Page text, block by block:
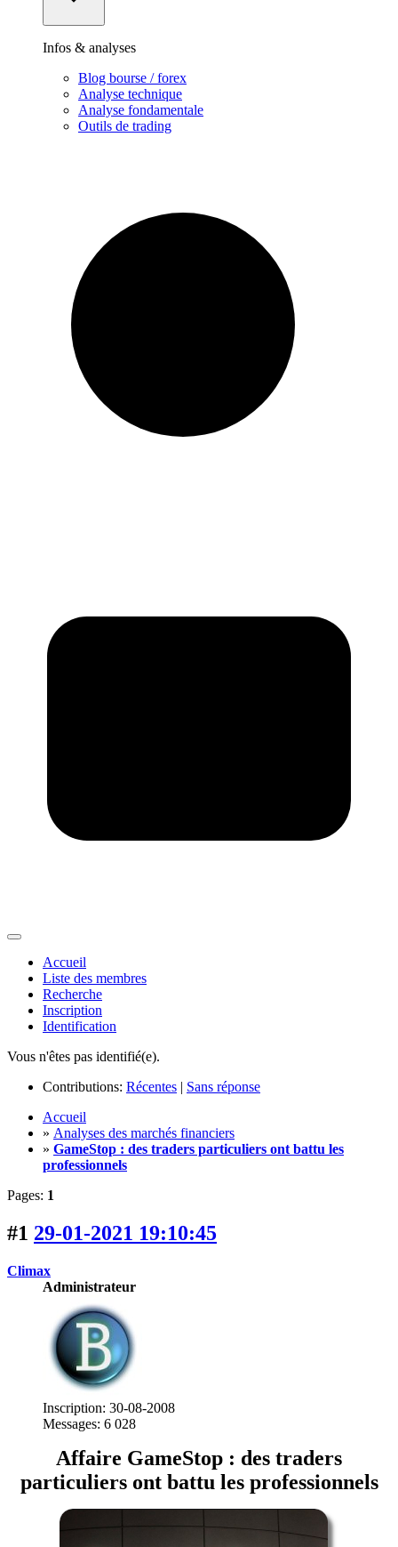
Infos & analyses
Blog bourse / forex
Analyse technique
Analyse fondamentale
Outils de trading
Accueil
Liste des membres
Recherche
Inscription
Identification
Vous n'êtes pas identifié(e).
Contributions: Récentes | Sans réponse
Accueil
» Analyses des marchés financiers
» GameStop : des traders particuliers ont battu les
professionnels
Pages: 1
#1 29-01-2021 19:10:45
Climax
Administrateur
Inscription: 30-08-2008
Messages: 6 028
Affaire GameStop : des traders
particuliers ont battu les professionnels